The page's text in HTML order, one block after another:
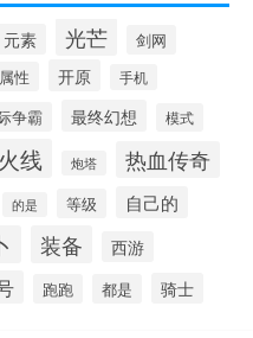
元素 光芒 剑网
属性 开原 手机
争霸 最终幻想 模式
火线 炮塔 热血传奇
的是 等级 自己的
装备 西游
跑跑 都是 骑士